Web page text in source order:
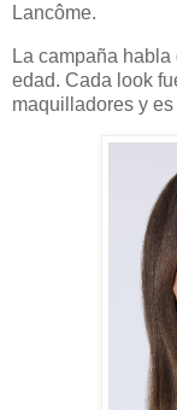
Lancôme.
La campaña
edad. Cada look
maquilladores y